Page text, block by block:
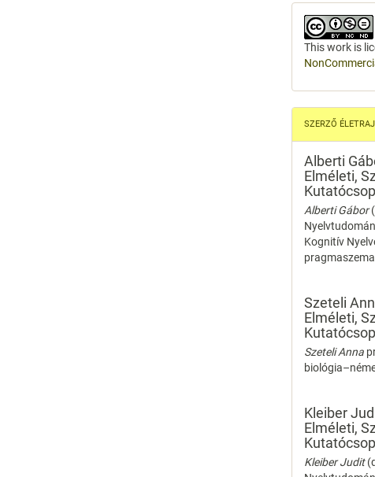
This work is
SZERZŐ
Alberti
Elméleti,
Alberti Gábor
Kognitív
Szeteli
Elméleti,
Szeteli Anna
Kleiber
Elméleti,
Kleiber Judit